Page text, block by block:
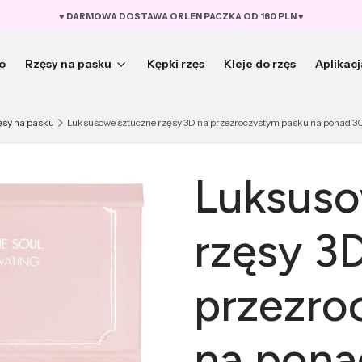
♥︎ DARMOWA DOSTAWA ORLEN PACZKA OD 180 PLN ♥︎
Rzęsy na pasku Kępki rzęs Kleje do rzęs
na pasku Luksusowe sztuczne rzęsy 3D na przezroczystym pasku na ponad
rzęsy